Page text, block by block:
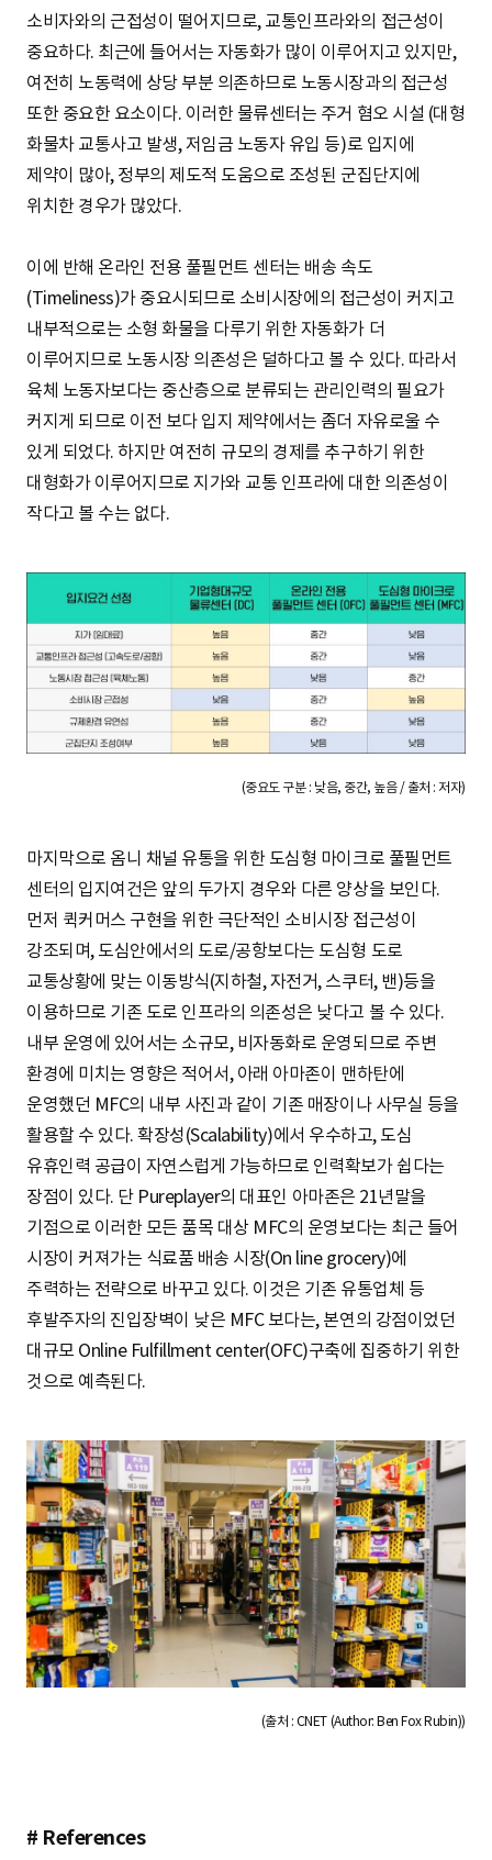
소비자와의 근접성이 떨어지므로, 교통인프라와의 접근성이
중요하다. 최근에 들어서는 자동화가 많이 이루어지고 있지만,
여전히 노동력에 상당 부분 의존하므로 노동시장과의 접근성
또한 중요한 요소이다. 이러한 물류센터는 주거 혐오 시설 (대형
화물차 교통사고 발생, 저임금 노동자 유입 등)로 입지에
제약이 많아, 정부의 제도적 도움으로 조성된 군집단지에
위치한 경우가 많았다.
이에 반해 온라인 전용 풀필먼트 센터는 배송 속도
(Timeliness)가 중요시되므로 소비시장에의 접근성이 커지고
내부적으로는 소형 화물을 다루기 위한 자동화가 더
이루어지므로 노동시장 의존성은 덜하다고 볼 수 있다. 따라서
육체 노동자보다는 중산층으로 분류되는 관리인력의 필요가
커지게 되므로 이전 보다 입지 제약에서는 좀더 자유로울 수
있게 되었다. 하지만 여전히 규모의 경제를 추구하기 위한
대형화가 이루어지므로 지가와 교통 인프라에 대한 의존성이
작다고 볼 수는 없다.
(중요도 구분 : 낮음, 중간, 높음 / 출처 : 저자)
마지막으로 옴니 채널 유통을 위한 도심형 마이크로 풀필먼트
센터의 입지여건은 앞의 두가지 경우와 다른 양상을 보인다.
먼저 퀵커머스 구현을 위한 극단적인 소비시장 접근성이
강조되며, 도심안에서의 도로/공항보다는 도심형 도로
교통상황에 맞는 이동방식(지하철, 자전거, 스쿠터, 밴)등을
이용하므로 기존 도로 인프라의 의존성은 낮다고 볼 수 있다.
내부 운영에 있어서는 소규모, 비자동화로 운영되므로 주변
환경에 미치는 영향은 적어서, 아래 아마존이 맨하탄에
운영했던 MFC의 내부 사진과 같이 기존 매장이나 사무실 등을
활용할 수 있다. 확장성(Scalability)에서 우수하고, 도심
유휴인력 공급이 자연스럽게 가능하므로 인력확보가 쉽다는
장점이 있다. 단 Pureplayer의 대표인 아마존은 21년말을
기점으로 이러한 모든 품목 대상 MFC의 운영보다는 최근 들어
시장이 커져가는 식료품 배송 시장(On line grocery)에
주력하는 전략으로 바꾸고 있다. 이것은 기존 유통업체 등
후발주자의 진입장벽이 낮은 MFC 보다는, 본연의 강점이었던
대규모 Online Fulfillment center(OFC)구축에 집중하기 위한
것으로 예측된다.
(출처 : CNET (Author: Ben Fox Rubin))
# References